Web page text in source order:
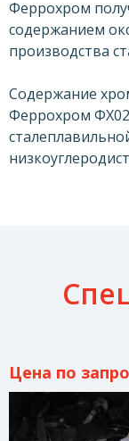
Феррохром
содержанием
производства
Содержание
Феррохром
Цена по